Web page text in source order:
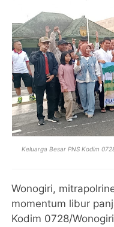
Keluarga Besar PNS Kodim
Wonogiri,
momentum libur
Kodim 0728/